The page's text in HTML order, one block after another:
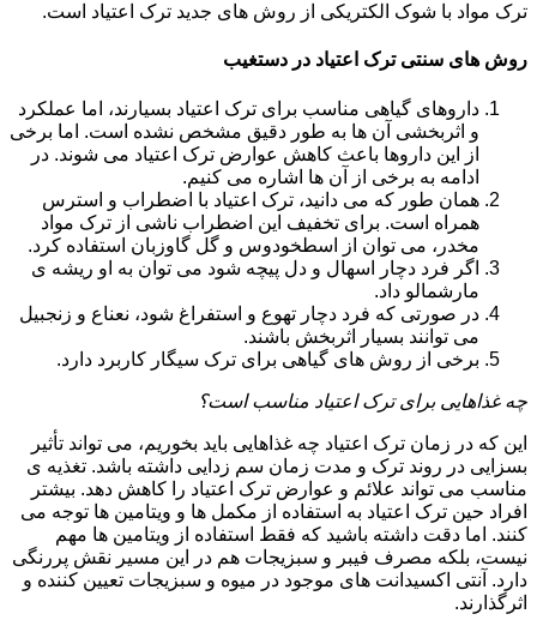
ترک مواد با شوک الکتریکی از روش های جدید ترک اعتیاد است.
روش های سنتی ترک اعتیاد در دستغیب
داروهای گیاهی مناسب برای ترک اعتیاد بسیارند، اما عملکرد
و اثربخشی آن ها به طور دقیق مشخص نشده است. اما برخی
از این داروها باعث کاهش عوارض ترک اعتیاد می شوند. در
ادامه به برخی از آن ها اشاره می کنیم.
همان طور که می دانید، ترک اعتیاد با اضطراب و استرس
همراه است. برای تخفیف این اضطراب ناشی از ترک مواد
مخدر، می توان از اسطخودوس و گل گاوزبان استفاده کرد.
اگر فرد دچار اسهال و دل پیچه شود می توان به او ریشه ی
مارشمالو داد.
در صورتی که فرد دچار تهوع و استفراغ شود، نعناع و زنجبیل
می توانند بسیار اثربخش باشند.
برخی از روش های گیاهی برای ترک سیگار کاربرد دارد.
چه غذاهایی برای ترک اعتیاد مناسب است؟
این که در زمان ترک اعتیاد چه غذاهایی باید بخوریم، می تواند تأثیر
بسزایی در روند ترک و مدت زمان سم زدایی داشته باشد. تغذیه ی
مناسب می تواند علائم و عوارض ترک اعتیاد را کاهش دهد. بیشتر
افراد حین ترک اعتیاد به استفاده از مکمل ها و ویتامین ها توجه می
کنند. اما دقت داشته باشید که فقط استفاده از ویتامین ها مهم
نیست، بلکه مصرف فیبر و سبزیجات هم در این مسیر نقش پررنگی
دارد. آنتی اکسیدانت های موجود در میوه و سبزیجات تعیین کننده و
اثرگذارند.